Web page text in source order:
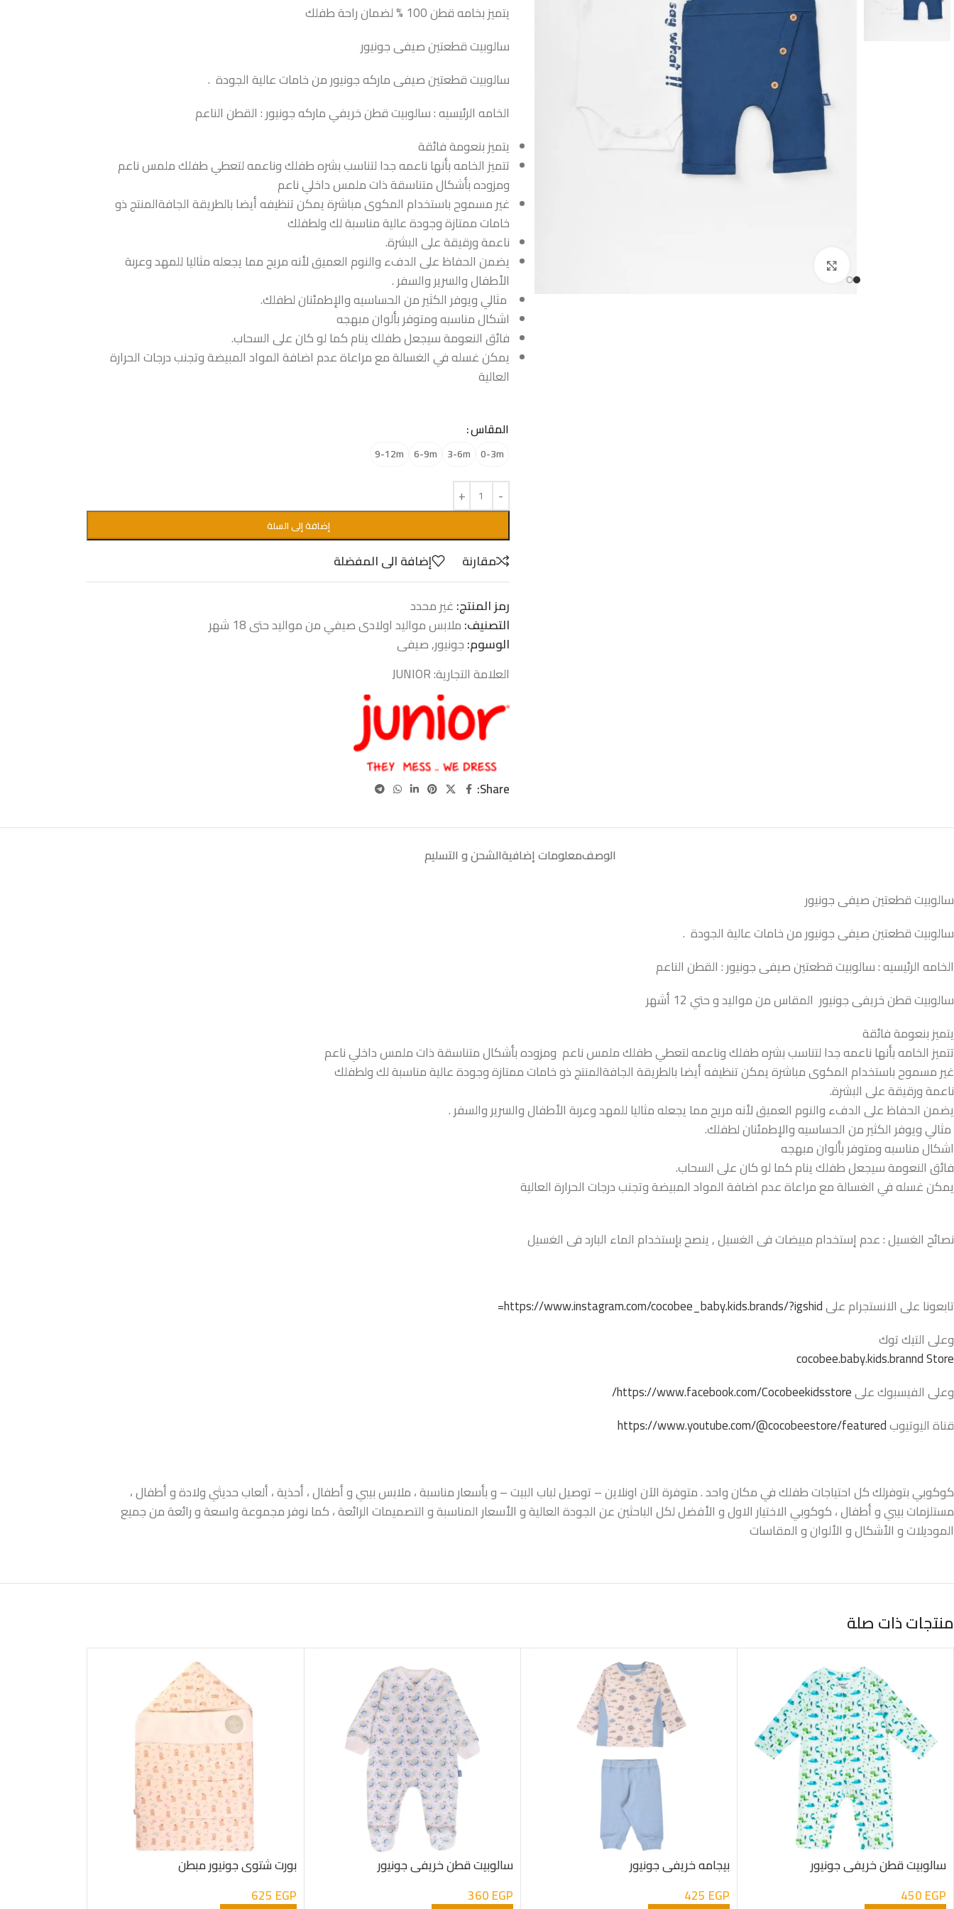
يتميز بخامه قطن 100 % لضمان راحة طفلك
سالوبيت قطعتين صيفى جونيور
سالوبيت قطعتين صيفى ماركه جونيور من خامات عالية الجودة .
الخامه الرئيسيه : سالوبيت قطن خريفي ماركه جونيور : القطن الناعم
يتميز بنعومة فائقة
تتميز الخامه بأنها ناعمه جدا لتناسب بشره طفلك وناعمه لتعطي طفلك ملمس ناعم
ومزوده بأشكال متناسقة ذات ملمس داخلي ناعم
غير مسموح باستخدام المكوى مباشرة يمكن تنظيفه أيضا بالطريقة الجافةالمنتج ذو
خامات ممتازة وجودة عالية مناسبة لك ولطفلك
ناعمة ورقيقة على البشرة.
يضمن الحفاظ على الدفء والنوم العميق لأنه مريح مما يجعله مثاليا للمهد وعربة
الأطفال والسرير والسفر .
مثالي ويوفر الكثير من الحساسيه والإطمئنان لطفلك.
اشكال مناسبه ومتوفر بألوان مبهجه
فائق النعومة سيجعل طفلك ينام كما لو كان على السحاب.
يمكن غسله في الغسالة مع مراعاة عدم اضافة المواد المبيضة وتجنب درجات الحرارة
العالية
المقاس
0-3m
3-6m
6-9m
9-12m
إضافة إلى السلة
مقارنة
إضافة الى المفضلة
رمز المنتج:غير محدد
التصنيف:ملابس مواليد اولادى صيفي من مواليد حتى 18 شهر
الوسوم:جونيور,صيفى
العلامة التجارية:JUNIOR
Share:
الوصفمعلومات إضافيةالشحن و التسليم
سالوبيت قطعتين صيفى جونيور
سالوبيت قطعتين صيفى جونيور من خامات عالية الجودة .
الخامه الرئيسيه : سالوبيت قطعتين صيفى جونيور : القطن الناعم
سالوبيت قطن خريفى جونيور المقاس من مواليد و حتي 12 أشهر
يتميز بنعومة فائقة
تتميز الخامه بأنها ناعمه جدا لتناسب بشره طفلك وناعمه لتعطي طفلك ملمس ناعم ومزوده بأشكال متناسقة ذات ملمس داخلي ناعم
غير مسموح باستخدام المكوى مباشرة يمكن تنظيفه أيضا بالطريقة الجافةالمنتج ذو خامات ممتازة وجودة عالية مناسبة لك ولطفلك
ناعمة ورقيقة على البشرة.
يضمن الحفاظ على الدفء والنوم العميق لأنه مريح مما يجعله مثاليا للمهد وعربة الأطفال والسرير والسفر .
مثالي ويوفر الكثير من الحساسيه والإطمئنان لطفلك.
اشكال مناسبه ومتوفر بألوان مبهجه
فائق النعومة سيجعل طفلك ينام كما لو كان على السحاب.
يمكن غسله في الغسالة مع مراعاة عدم اضافة المواد المبيضة وتجنب درجات الحرارة العالية
نصائح الغسيل : عدم إستخدام مبيضات فى الغسيل , ينصح بإستخدام الماء البارد فى الغسيل
تابعونا على الانستجرام علىhttps://www.instagram.com/cocobee_baby.kids.brands/?igshid=
وعلى التيك توك
cocobee.baby.kids.brannd Store
وعلى الفيسبوك علىhttps://www.facebook.com/Cocobeekidsstore/
قناة اليوتيوبhttps://www.youtube.com/@cocobeestore/featured
كوكوبي بتوفرلك كل احتياجات طفلك في مكان واحد . متوفرة الآن اونلاين – توصيل لباب البيت – و بأسعار مناسبة ، ملابس بيبي و أطفال ، أحذية ، ألعاب حديثي ولادة و أطفال ،
مستلزمات بيبي و أطفال ، كوكوبي الاختيار الاول و الأفضل لكل الباحثين عن الجودة العالية و الأسعار المناسبة و التصميمات الرائعة ، كما نوفر مجموعة واسعة و رائعة من جميع
الموديلات و الأشكال و الألوان و المقاسات
منتجات ذات صلة
سالوبيت قطن خريفى جونيور
450EGP
بيجامه خريفى جونيور
425 EGP
سالوبيت قطن خريفى جونيور
360EGP
بورت شتوى جونيور مبطن
625 EGP